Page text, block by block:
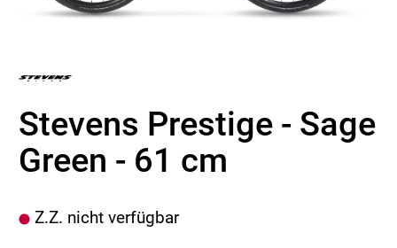
Stevens Prestige - Sage
Green - 61 cm
Z.Z. nicht verfügbar